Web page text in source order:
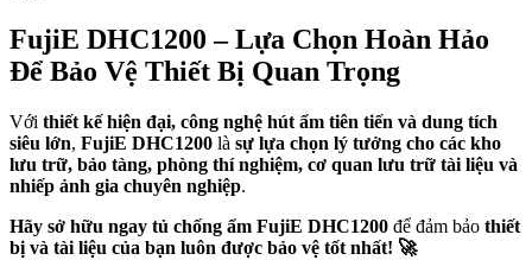
FujiE DHC1200 – Lựa Chọn Hoàn Hảo
Để Bảo Vệ Thiết Bị Quan Trọng
Với thiết kế hiện đại, công nghệ hút ẩm tiên tiến và dung tích
siêu lớn, FujiE DHC1200 là sự lựa chọn lý tưởng cho các kho
lưu trữ, bảo tàng, phòng thí nghiệm, cơ quan lưu trữ tài liệu và
nhiếp ảnh gia chuyên nghiệp.
Hãy sở hữu ngay tủ chống ẩm FujiE DHC1200 để đảm bảo thiết
bị và tài liệu của bạn luôn được bảo vệ tốt nhất! 🚀